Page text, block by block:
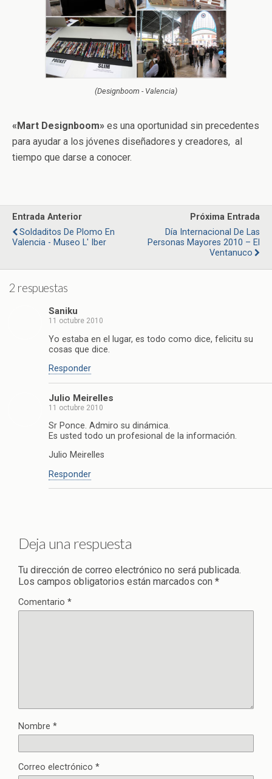
(Designboom - Valencia)
«Mart Designboom» es una oportunidad sin precedentes
para ayudar a los jóvenes diseñadores y creadores, al
tiempo que darse a conocer.
Entrada Anterior
Soldaditos De Plomo En
Valencia - Museo L' Iber
Próxima Entrada
Día Internacional De Las
Personas Mayores 2010 – El
Ventanuco
2 respuestas
Saniku
11 octubre 2010
Yo estaba en el lugar, es todo como dice, felicitu su
cosas que dice.
Responder
Julio Meirelles
11 octubre 2010
Sr Ponce. Admiro su dinámica.
Es usted todo un profesional de la información.
Julio Meirelles
Responder
Deja una respuesta
Tu dirección de correo electrónico no será publicada.
Los campos obligatorios están marcados con *
Comentario *
Nombre *
Correo electrónico *